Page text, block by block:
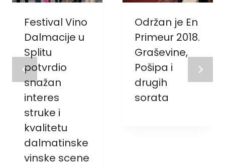
Festival Vino
Dalmacije u
Splitu
potvrdio
snažan
interes
struke i
kvalitetu
dalmatinske
vinske scene
Održan je En
Primeur 2018.
Graševine,
Pošipa i
drugih
sorata